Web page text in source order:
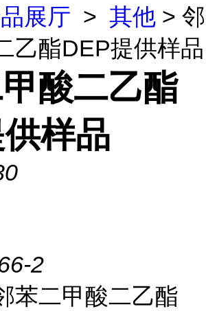
展厅 > 其他 > 邻
乙酯DEP提供样品
酸二乙酯
样品
2
苯二甲酸二乙酯